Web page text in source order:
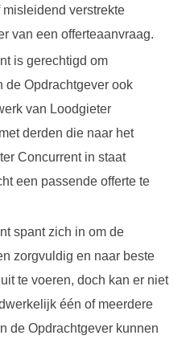
verstrekte
van een offerteaanvraag.
is gerechtigd om
de Opdrachtgever ook
van Loodgieter
derden die naar het
Concurrent in staat
een passende offerte te
spant zich in om de
zorgvuldig en naar beste
te voeren, doch kan er niet
één of meerdere
de Opdrachtgever kunnen